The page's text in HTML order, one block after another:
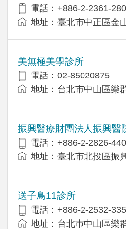
電話：+886-2-2361-
地址：臺北市中正區金
美無極美學診所
電話：02-85020875
地址：台北市中山區樂
振興醫療財團法人振興醫
電話：+886-2-2826-
地址：臺北市北投區振
送子鳥11診所
電話：+886-2-2532-
地址：台北巿中山區樂